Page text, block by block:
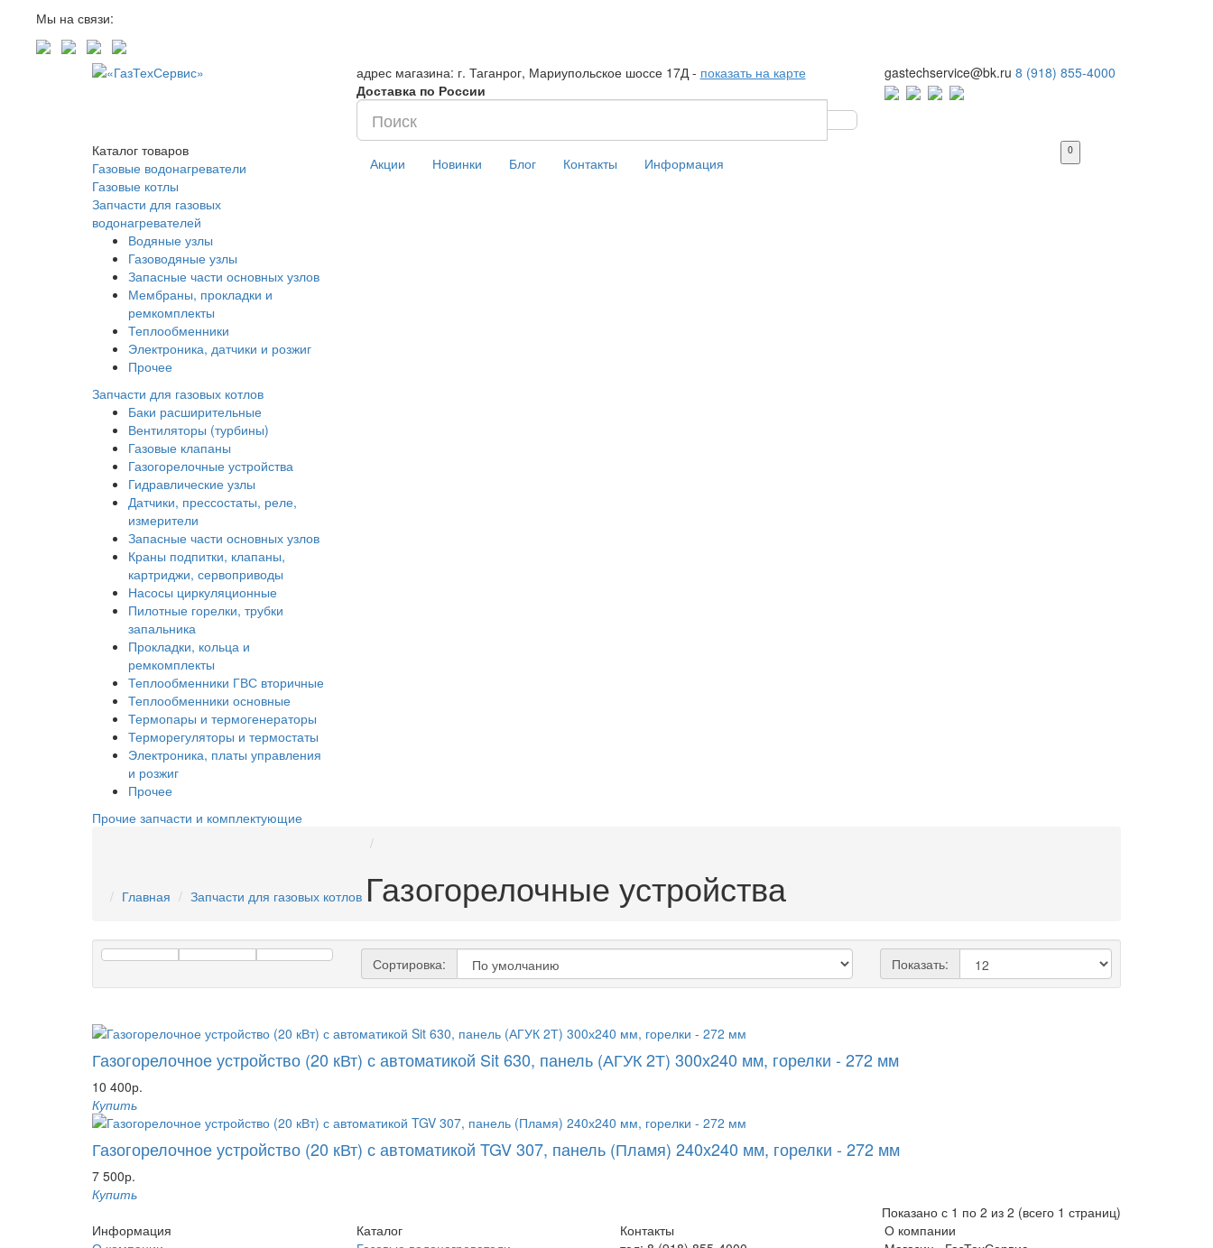
Мы на связи:
адрес магазина: г. Таганрог, Мариупольское шоссе 17Д - показать на карте
Доставка по России
gastechservice@bk.ru 8 (918) 855-4000
Каталог товаров
Газовые водонагреватели
Газовые котлы
Запчасти для газовых
водонагревателей
Водяные узлы
Газоводяные узлы
Запасные части основных узлов
Мембраны, прокладки и
ремкомплекты
Теплообменники
Электроника, датчики и розжиг
Прочее
Запчасти для газовых котлов
Баки расширительные
Вентиляторы (турбины)
Газовые клапаны
Газогорелочные устройства
Гидравлические узлы
Датчики, прессостаты, реле,
измерители
Запасные части основных узлов
Краны подпитки, клапаны,
картриджи, сервоприводы
Насосы циркуляционные
Пилотные горелки, трубки
запальника
Прокладки, кольца и
ремкомплекты
Теплообменники ГВС вторичные
Теплообменники основные
Термопары и термогенераторы
Терморегуляторы и термостаты
Электроника, платы управления
и розжиг
Прочее
Прочие запчасти и комплектующие
Акции Новинки Блог Контакты Информация
0
Главная Запчасти для газовых котлов Газогорелочные устройства
Сортировка: Показать:
Газогорелочное устройство (20 кВт) с автоматикой Sit 630, панель (АГУК 2Т) 300х240 мм, горелки - 272 мм
10 400р.
Купить
Газогорелочное устройство (20 кВт) с автоматикой TGV 307, панель (Пламя) 240х240 мм, горелки - 272 мм
7 500р.
Купить
Показано с 1 по 2 из 2 (всего 1 страниц)
Информация
Каталог
Контакты
О компании